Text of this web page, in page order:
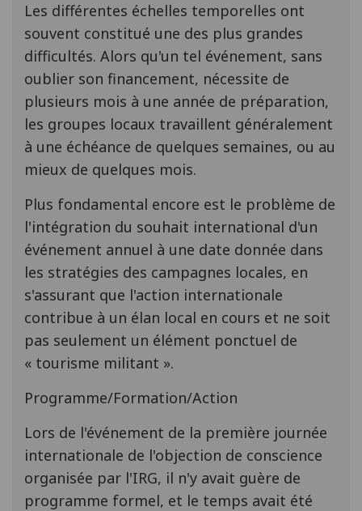
Les différentes échelles temporelles ont
souvent constitué une des plus grandes
difficultés. Alors qu'un tel événement, sans
oublier son financement, nécessite de
plusieurs mois à une année de préparation,
les groupes locaux travaillent généralement
à une échéance de quelques semaines, ou au
mieux de quelques mois.
Plus fondamental encore est le problème de
l'intégration du souhait international d'un
événement annuel à une date donnée dans
les stratégies des campagnes locales, en
s'assurant que l'action internationale
contribue à un élan local en cours et ne soit
pas seulement un élément ponctuel de
« tourisme militant ».
Programme/Formation/Action
Lors de l'événement de la première journée
internationale de l'objection de conscience
organisée par l'IRG, il n'y avait guère de
programme formel, et le temps avait été